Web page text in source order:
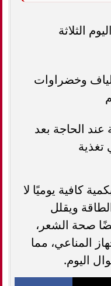
الثلاثة
وخضراوات
عند الحاجة بعد
كافية يوميًا لا
ويقلل
صحة الشعر،
المناعي، مما
اليوم.